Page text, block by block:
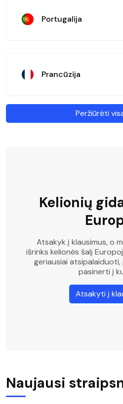
Portugalija
Prancūzija
Peržiūrėti
Kelionių
Atsakyk į klausimus, o
išrinks kelionės šalį
geriausiai
pasinerti į
Atsakyti į
Naujausi